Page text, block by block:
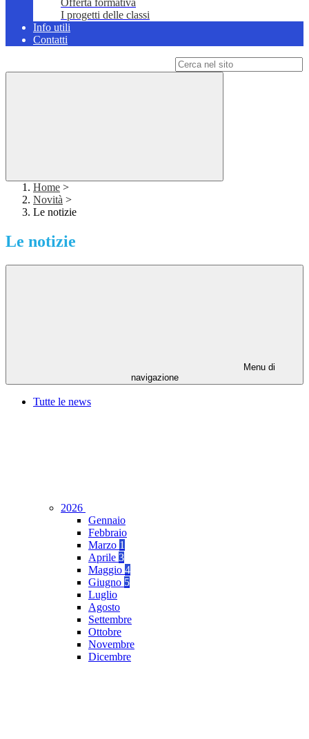
Offerta formativa
I progetti delle classi
Info utili
Contatti
Home >
Novità >
Le notizie
Le notizie
Menu di
navigazione
Tutte le news
2026
Gennaio
Febbraio
Marzo 1
Aprile 3
Maggio 4
Giugno 5
Luglio
Agosto
Settembre
Ottobre
Novembre
Dicembre